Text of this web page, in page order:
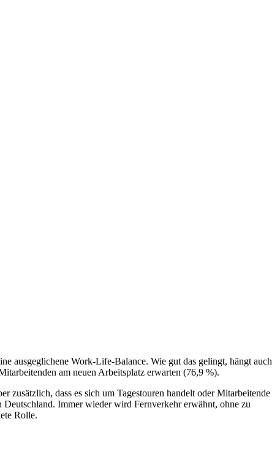
ausgeglichene Work-Life-Balance. Wie gut das gelingt, hängt auch
am neuen Arbeitsplatz erwarten (76,9 %).
zusätzlich, dass es sich um Tagestouren handelt oder Mitarbeitende
Immer wieder wird Fernverkehr erwähnt, ohne zu
Rolle.